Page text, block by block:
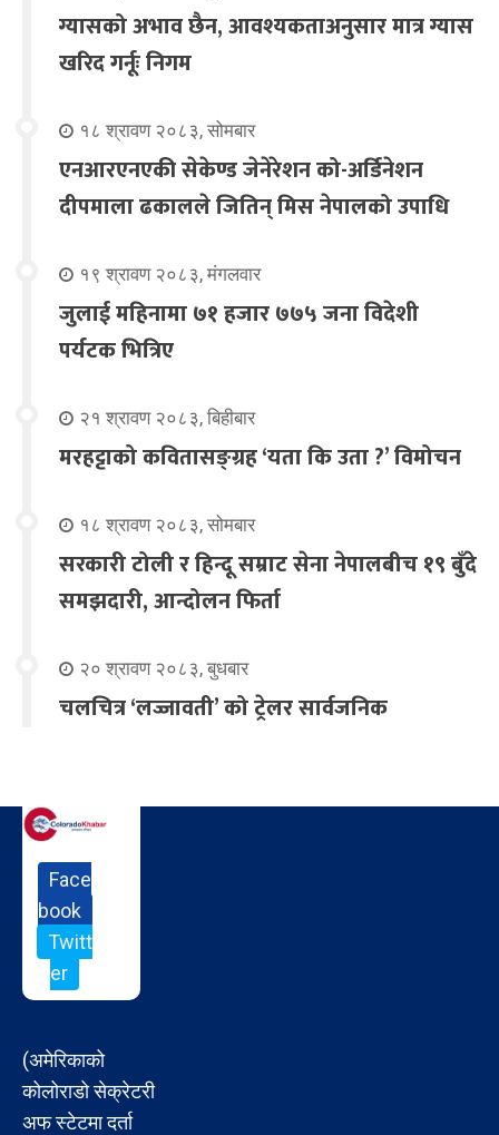
ग्यासको अभाव छैन, आवश्यकताअनुसार मात्र ग्यास
खरिद गर्नूः निगम
१८ श्रावण २०८३, सोमबार
एनआरएनएकी सेकेण्ड जेनेरेशन को-अर्डिनेशन
दीपमाला ढकालले जितिन् मिस नेपालको उपाधि
१९ श्रावण २०८३, मंगलवार
जुलाई महिनामा ७१ हजार ७७५ जना विदेशी
पर्यटक भित्रिए
२१ श्रावण २०८३, बिहीबार
मरहट्टाको कवितासङ्ग्रह ‘यता कि उता ?’ विमोचन
१८ श्रावण २०८३, सोमबार
सरकारी टोली र हिन्दू सम्राट सेना नेपालबीच १९ बुँदे
समझदारी, आन्दोलन फिर्ता
२० श्रावण २०८३, बुधबार
चलचित्र ‘लज्जावती’ को ट्रेलर सार्वजनिक
Face
book
Twitt
er
(अमेरिकाको
कोलोराडो सेक्रेटरी
अफ स्टेटमा दर्ता